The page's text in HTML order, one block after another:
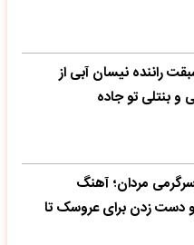
راننده نیسان آبی از
و بنتلی تو جاده
مردان؛ آهنگ
دست زدن برای عروسک تا